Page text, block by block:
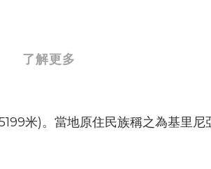
了解更多
米)。當地原住民族稱之為基里尼